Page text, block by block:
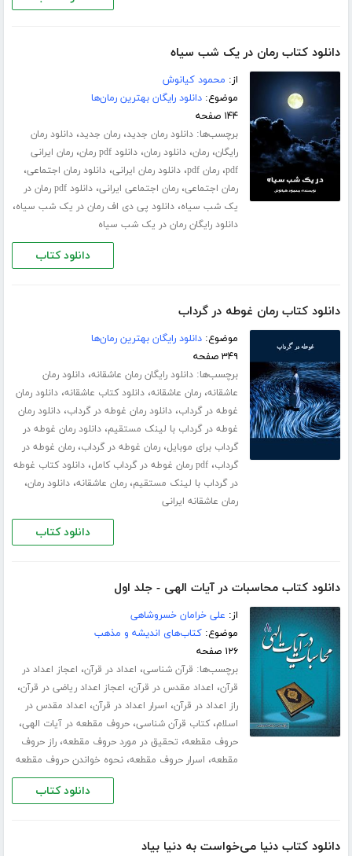
دانلود کتاب رمان در یک شب سیاه
از: محمود کیانوش
موضوع:دانلود رایگان بهترین رمان‌ها
۱۴۴ صفحه
برچسب‌ها:دانلود رمان جدید،رمان جدید،دانلود رمان
رایگان،رمان،دانلود رمان،دانلود pdf رمان ،رمان ایرانی
pdf،رمان pdf ،دانلود رمان ایرانی،دانلود رمان اجتماعی،
رمان اجتماعی،رمان اجتماعی ایرانی،
دانلود pdf رمان در
یک شب سیاه،دانلود پی دی اف رمان در یک شب سیاه،
دانلود رایگان رمان در یک شب سیاه
دانلود کتاب
دانلود کتاب رمان غوطه در گرداب
موضوع:دانلود رایگان بهترین رمان‌ها
۳۴۹ صفحه
برچسب‌ها:دانلود رایگان رمان عاشقانه،دانلود رمان
عاشقانه،رمان عاشقانه،دانلود کتاب عاشقانه،دانلود رمان
غوطه در گرداب،دانلود رمان غوطه در گرداب،دانلود رمان
غوطه در گرداب با لینک مستقیم،دانلود رمان غوطه در
گرداب برای موبایل،رمان غوطه در گرداب،رمان غوطه در
گرداب،pdf رمان غوطه در گرداب کامل ،دانلود کتاب غوطه
در گرداب با لینک مستقیم،رمان عاشقانه،دانلود رمان،
رمان عاشقانه ایرانی
دانلود کتاب
دانلود کتاب محاسبات در آیات الهی - جلد اول
از: علی خرامان خسروشاهی
موضوع:کتاب‌های اندیشه و مذهب
۱۲۶ صفحه
برچسب‌ها: قرآن شناسی، اعداد در قرآن، اعجاز اعداد در
قرآن، اعداد مقدس در قرآن، اعجاز اعداد ریاضی در قرآن،
راز اعداد در قرآن، اسرار اعداد در قرآن، اعداد مقدس در
اسلام،کتاب قرآن شناسی،حروف مقطعه در آیات الهی،
حروف مقطعه، تحقیق در مورد حروف مقطعه،راز حروف
مقطعه، اسرار حروف مقطعه،نحوه خواندن حروف مقطعه
دانلود کتاب
دانلود کتاب دنیا می‌خواست به دنیا بیاد